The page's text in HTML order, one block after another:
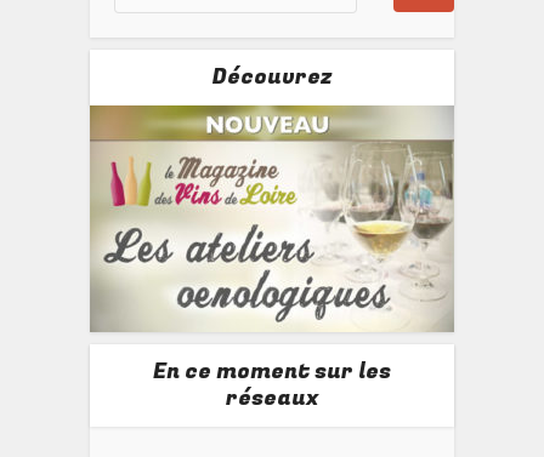
Découvrez
En ce moment sur les
réseaux